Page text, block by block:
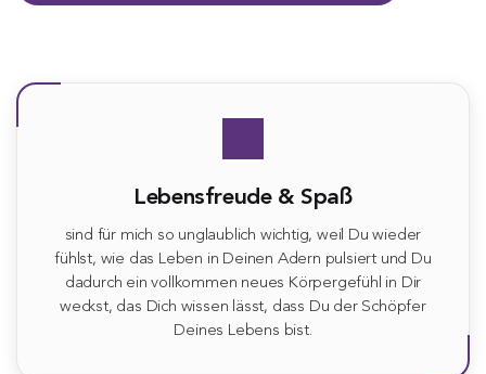
Lebensfreude & Spaß
sind für mich so unglaublich wichtig, weil Du wieder
fühlst, wie das Leben in Deinen Adern pulsiert und Du
dadurch ein vollkommen neues Körpergefühl in Dir
weckst, das Dich wissen lässt, dass Du der Schöpfer
Deines Lebens bist.